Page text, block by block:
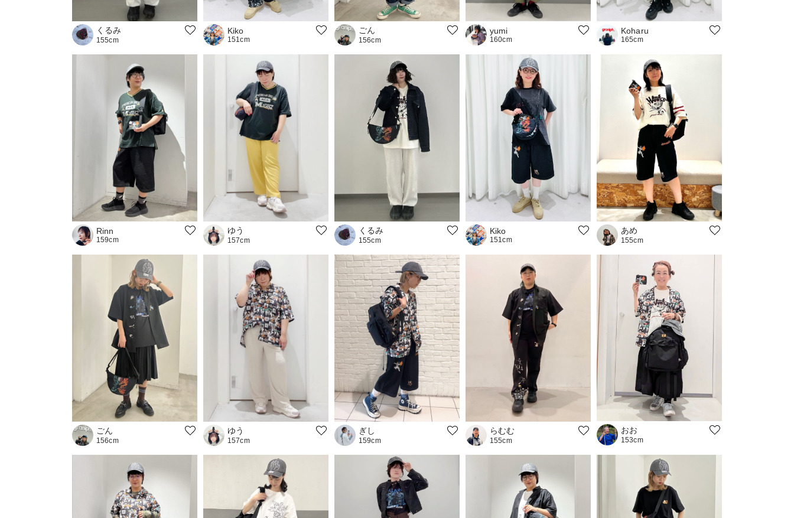
くるみ
155cm
Kiko
151cm
ごん
156cm
yumi
160cm
Koharu
165cm
Rinn
159cm
ゆう
157cm
くるみ
155cm
Kiko
151cm
あめ
155cm
ごん
156cm
ゆう
157cm
ぎし
159cm
らむむ
155cm
おお
153cm